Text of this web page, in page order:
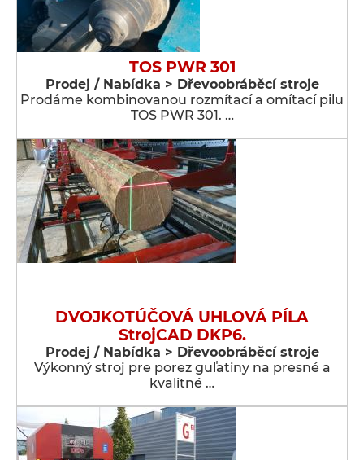
TOS PWR 301
Prodej / Nabídka > Dřevoobráběcí stroje
Prodáme kombinovanou rozmítací a omítací pilu
TOS PWR 301. …
DVOJKOTÚČOVÁ UHLOVÁ PÍLA
StrojCAD DKP6.
Prodej / Nabídka > Dřevoobráběcí stroje
Výkonný stroj pre porez guľatiny na presné a
kvalitné …